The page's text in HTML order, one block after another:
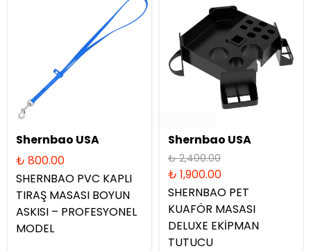
Shernbao USA
₺ 800.00
SHERNBAO PVC KAPLI
TIRAŞ MASASI BOYUN
ASKISI – PROFESYONEL
MODEL
Shernbao USA
₺ 2,400.00
₺ 1,900.00
SHERNBAO PET
KUAFÖR MASASI
DELUXE EKİPMAN
TUTUCU